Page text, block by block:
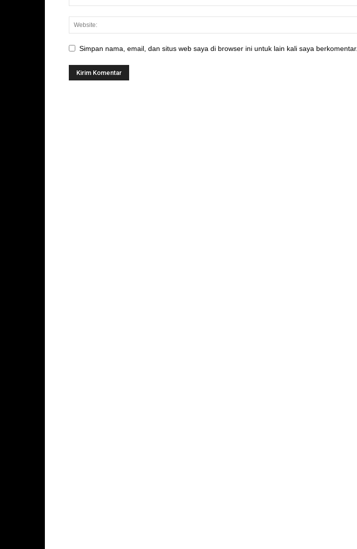
Simpan nama, email, dan situs web saya di browser ini untuk lain kali saya berkomentar.